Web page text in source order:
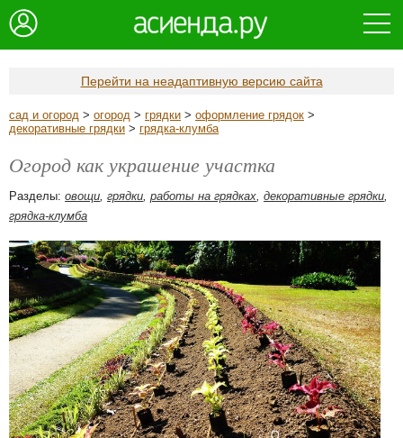
Перейти на неадаптивную версию сайта
сад и огород > огород > грядки > оформление грядок >
декоративные грядки > грядка-клумба
Огород как украшение участка
Разделы: овощи, грядки, работы на грядках, декоративные грядки,
грядка-клумба